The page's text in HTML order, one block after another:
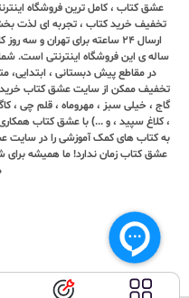
عشق کتاب ، کامل ترین فروشگاه
تخفیف خرید کتاب ، تجربه ای لذت بخش
ارسال ٢٤ ساعته برای تهران و
ساله ی این فروشگاه اینترنتی است.
در مقاطع پیش دبستانی ، ابتدایی،
تخفیف ممکن از سایت عشق کتاب
گاج ، خیلی سبز ، مهروماه ، قلم چی ،
، کلاغ سپید ، و ...) با عشق کتاب
به کتاب های کمک آموزشی را در سایت
عشق کتاب زمان ندارد! ما همیشه برای